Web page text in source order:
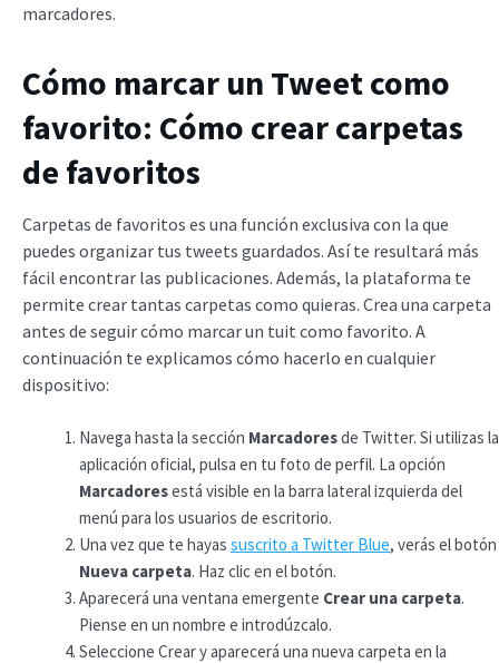
marcadores.
Cómo marcar un Tweet como
favorito: Cómo crear carpetas
de favoritos
Carpetas de favoritos es una función exclusiva con la que
puedes organizar tus tweets guardados. Así te resultará más
fácil encontrar las publicaciones. Además, la plataforma te
permite crear tantas carpetas como quieras. Crea una carpeta
antes de seguir cómo marcar un tuit como favorito. A
continuación te explicamos cómo hacerlo en cualquier
dispositivo:
Navega hasta la sección Marcadoresde Twitter. Si utilizas la
aplicación oficial, pulsa en tu foto de perfil. La opción
Marcadoresestá visible en la barra lateral izquierda del
menú para los usuarios de escritorio.
Una vez que te hayas suscrito a Twitter Blue, verás el botón
Nueva carpeta. Haz clic en el botón.
Aparecerá una ventana emergente Crear una carpeta.
Piense en un nombre e introdúzcalo.
Seleccione Crear y aparecerá una nueva carpeta en la